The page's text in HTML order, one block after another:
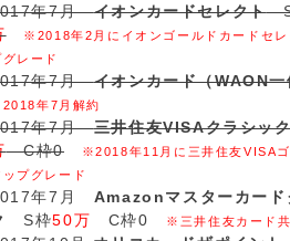
年7月イオンカードセレクトS
※2018年2月にイオンゴールドカードセレ
グレード
年7月イオンカード（WAON
年7月解約
年7月三井住友VISAクラシッ
C枠0
※2018年11月に三井住友VISAゴ
ップグレード
年7月 Amazonマスターカード
S枠50万 C枠0 ※三井住友カード